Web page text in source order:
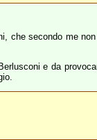
che secondo me
e da